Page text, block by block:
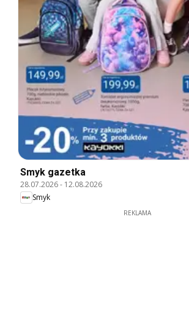
Smyk gazetka
28.07.2026- 12.08.2026
Smyk
REKLAMA